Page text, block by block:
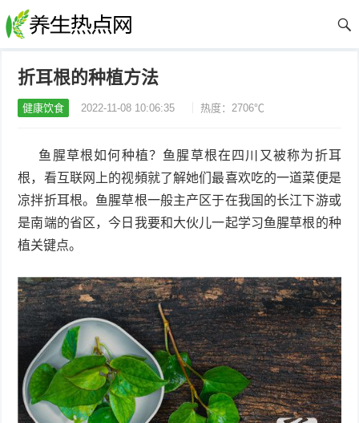
折耳根的种植方法
健康饮食 2022-11-08 10:06:35 热度：2706℃
鱼腥草根如何种植？鱼腥草根在四川又被称为折耳
根，看互联网上的视頻就了解她们最喜欢吃的一道菜便是
凉拌折耳根。鱼腥草根一般主产区于在我国的长江下游或
是南端的省区，今日我要和大伙儿一起学习鱼腥草根的种
植关键点。